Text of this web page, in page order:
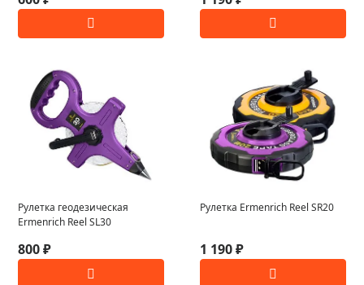
Рулетка геодезическая
Ermenrich Reel SL30
800 ₽
Рулетка Ermenrich Reel SR20
1 190 ₽